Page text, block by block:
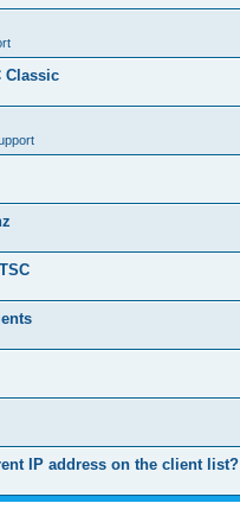
Classic
IP address on the client list?